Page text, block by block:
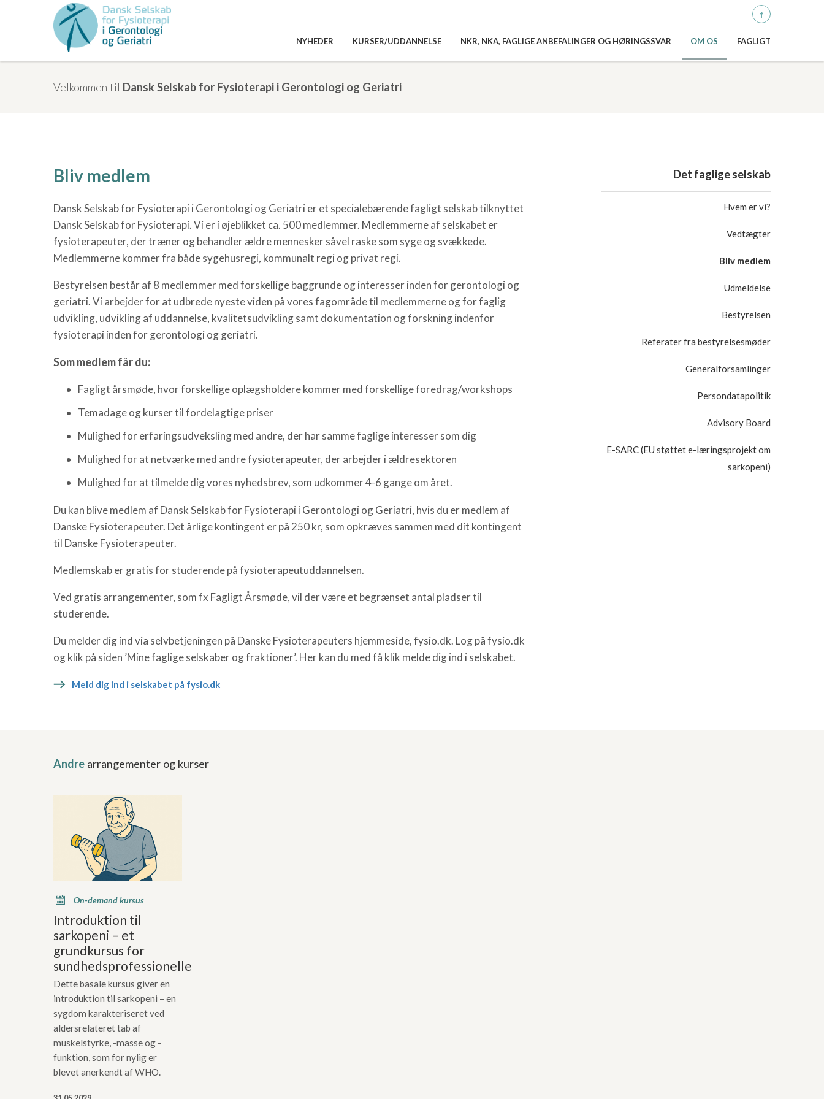
NYHEDER KURSER/UDDANNELSE NKR, NKA, FAGLIGE ANBEFALINGER OG HØRINGSSVAR OM OS FAGLIGT
Q
Velkommen til Dansk Selskab for Fysioterapi i Gerontologi og Geriatri
Bliv medlem
Dansk Selskab for Fysioterapi i Gerontologi og Geriatri er et specialebærende fagligt selskab tilknyttet
Dansk Selskab for Fysioterapi. Vi er i øjeblikket ca. 500 medlemmer. Medlemmerne af selskabet er
fysioterapeuter, der træner og behandler ældre mennesker såvel raske som syge og svækkede.
Medlemmerne kommer fra både sygehusregi, kommunalt regi og privat regi.
Bestyrelsen består af 8 medlemmer med forskellige baggrunde og interesser inden for gerontologi og
geriatri. Vi arbejder for at udbrede nyeste viden på vores fagområde til medlemmerne og for faglig
udvikling, udvikling af uddannelse, kvalitetsudvikling samt dokumentation og forskning indenfor
fysioterapi inden for gerontologi og geriatri.
Som medlem får du:
Fagligt årsmøde, hvor forskellige oplægsholdere kommer med forskellige foredrag/workshops
Temadage og kurser til fordelagtige priser
Mulighed for erfaringsudveksling med andre, der har samme faglige interesser som dig
Mulighed for at netværke med andre fysioterapeuter, der arbejder i ældresektoren
Mulighed for at tilmelde dig vores nyhedsbrev, som udkommer 4-6 gange om året.
Du kan blive medlem af Dansk Selskab for Fysioterapi i Gerontologi og Geriatri, hvis du er medlem af
Danske Fysioterapeuter. Det årlige kontingent er på 250 kr, som opkræves sammen med dit kontingent
til Danske Fysioterapeuter.
Medlemskab er gratis for studerende på fysioterapeutuddannelsen.
Ved gratis arrangementer, som fx Fagligt Årsmøde, vil der være et begrænset antal pladser til
studerende.
Du melder dig ind via selvbetjeningen på Danske Fysioterapeuters hjemmeside, fysio.dk. Log på fysio.dk
og klik på siden ’Mine faglige selskaber og fraktioner’. Her kan du med få klik melde dig ind i selskabet.
Meld dig ind i selskabet på fysio.dk
Det faglige selskab
Hvem er vi?
Vedtægter
Bliv medlem
Udmeldelse
Bestyrelsen
Referater fra bestyrelsesmøder
Generalforsamlinger
Persondatapolitik
Advisory Board
E-SARC (EU støttet e-læringsprojekt om
sarkopeni)
Andre arrangementer og kurser
x On-demand kursus
Introduktion til
sarkopeni – et
grundkursus for
sundhedsprofessionelle
Dette basale kursus giver en
introduktion til sarkopeni – en
sygdom karakteriseret ved
aldersrelateret tab af
muskelstyrke, -masse og -
funktion, som for nylig er
blevet anerkendt af WHO.